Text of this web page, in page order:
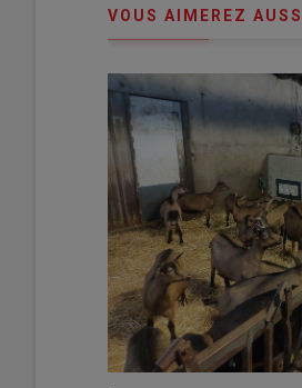
VOUS AIMEREZ AUSSI